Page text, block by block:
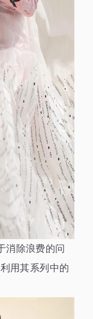
消除浪费的问
用其系列中的